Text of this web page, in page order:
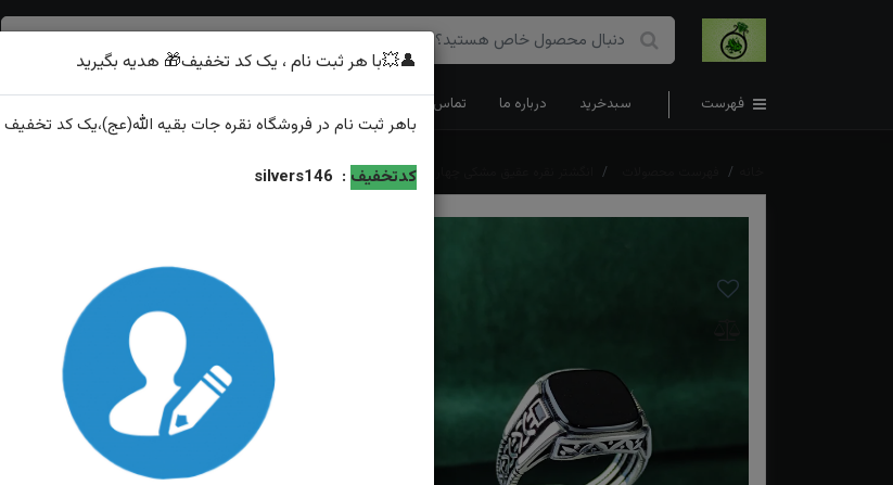
فهرست سبدخرید درباره ما تماس با ما
انگشتر نقره عقیق مشکی چهار گوش رکاب اسپورت ترک
ویژگی‌های محصول
عیار نقره: ۹۲۵
توضیحات: ارسال وسایز رایگان
👤💥با هر ثبت نام ، یک کد تخفیف🎁 هدیه بگیرید
باهر ثبت نام در فروشگاه نقره جات بقیه الله(عج)،یک کد تخفیف
کدتخفیف :
silvers146